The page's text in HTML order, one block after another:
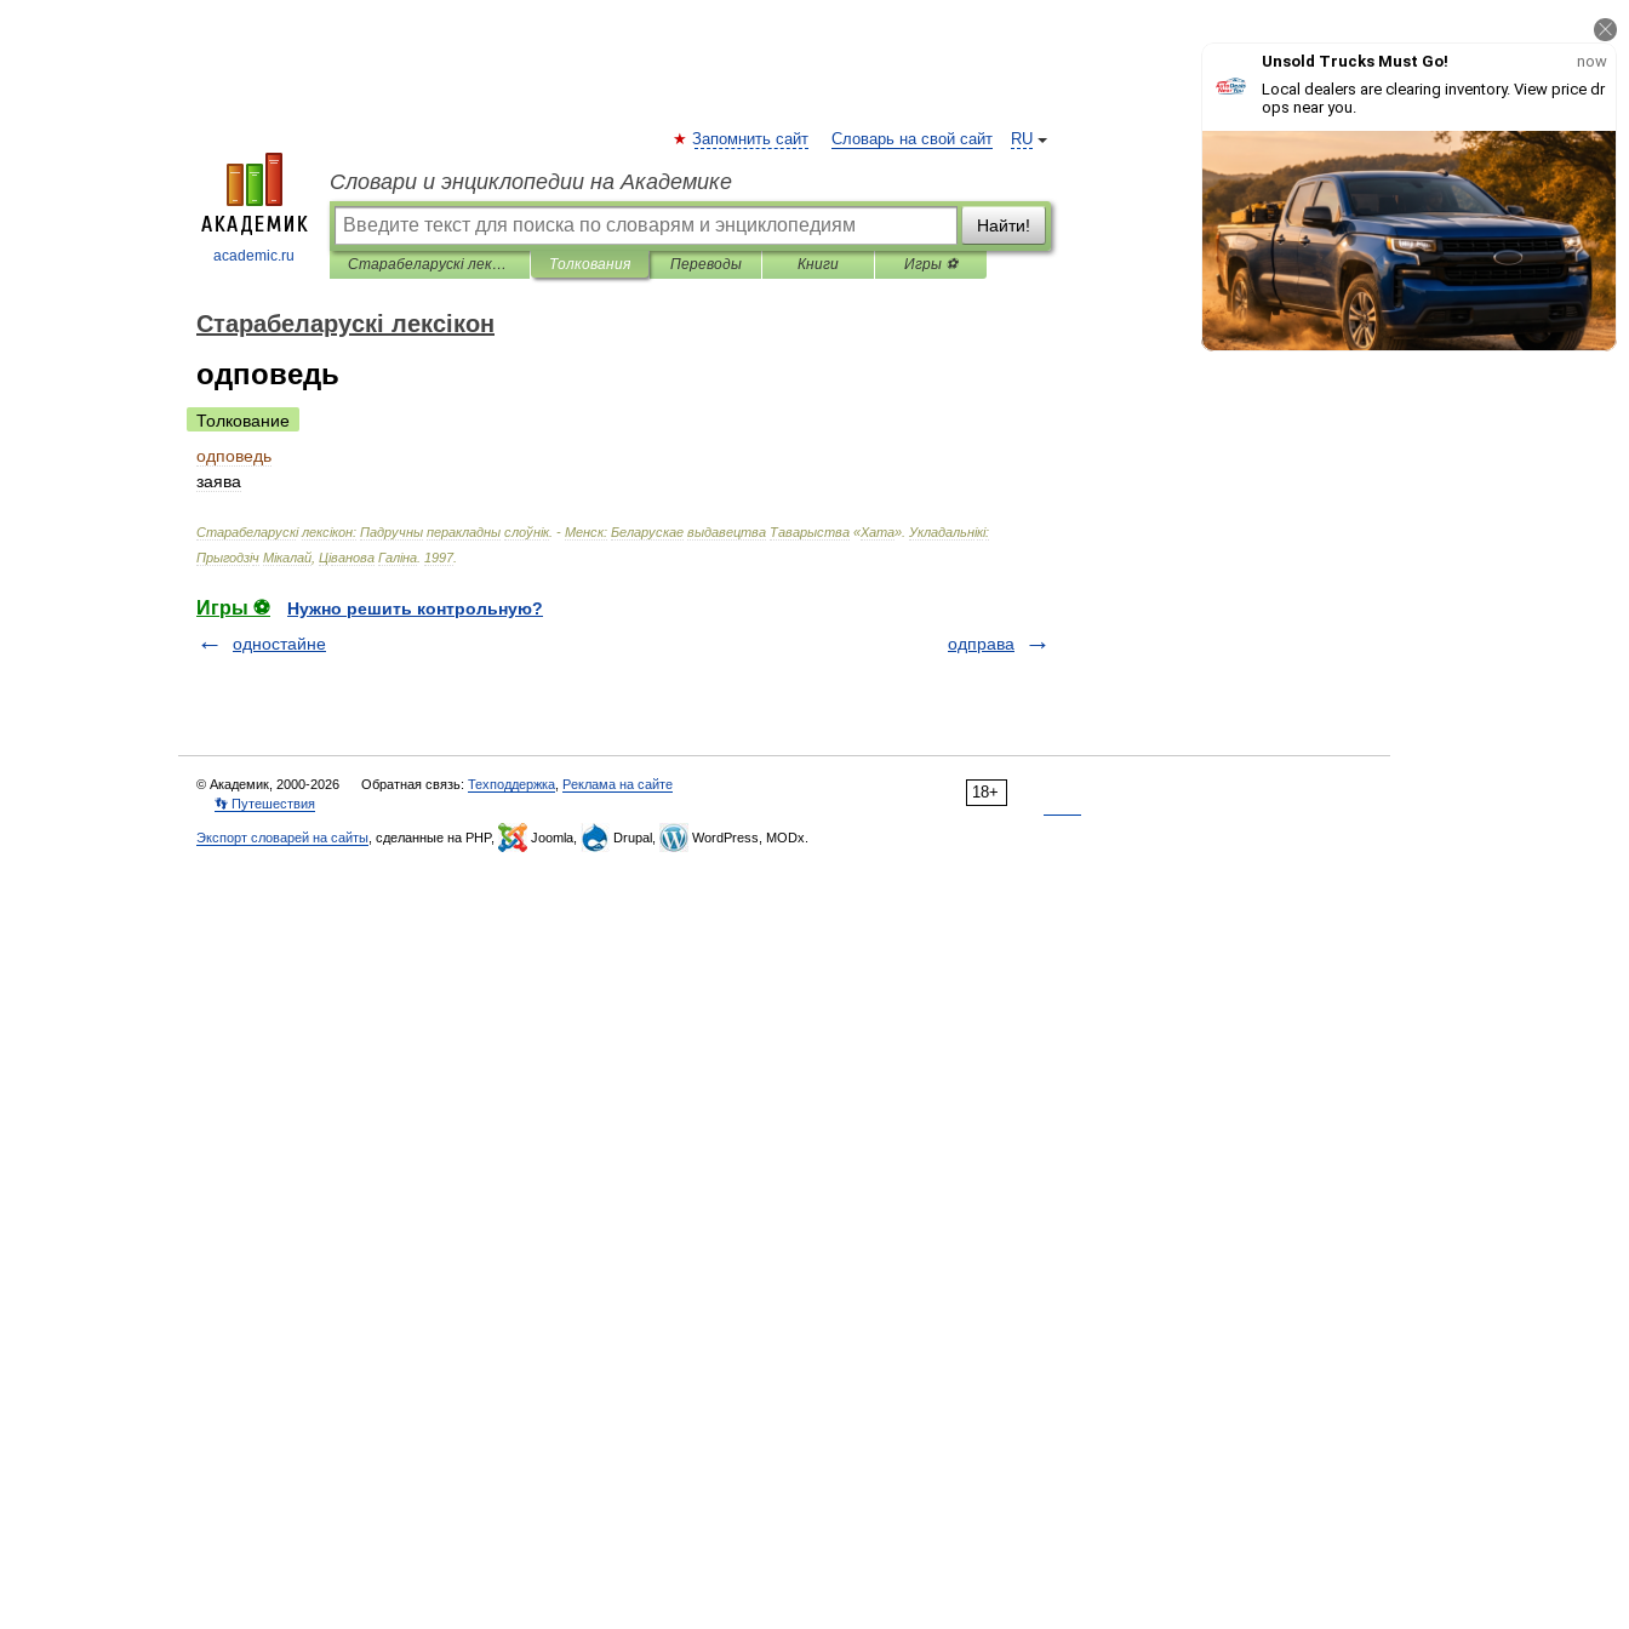
academic.ru
RU
Запомнить сайт Словарь на свой сайт
Словари и энциклопедии на Академике
Найти!
Старабеларускі лексікон Толкования Переводы Книги Игры ⚽
Старабеларускі лексікон
одповедь
Толкование
одповедь
заява
Старабеларускілексікон: Падручны перакладны слоўнік. - Менск: Беларускае выдавецтва Таварыства «Хата» Укладальнікі:
Прыгодзіч Мікалай Ціванова Галіна 1997.
Игры ⚽
Нужно решить контрольную?
одностайне
одправа
18+
© Академик, 2000-2026 Обратная связь: Техподдержка Реклама на сайте
👣 Путешествия
Экспорт словарей на сайты , сделанные на PHP, Joomla, Drupal, WordPress, MODx.